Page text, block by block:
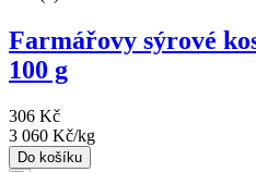
Farmářovy sýrové
100 g
306 Kč
3 060 Kč/kg
Do košíku